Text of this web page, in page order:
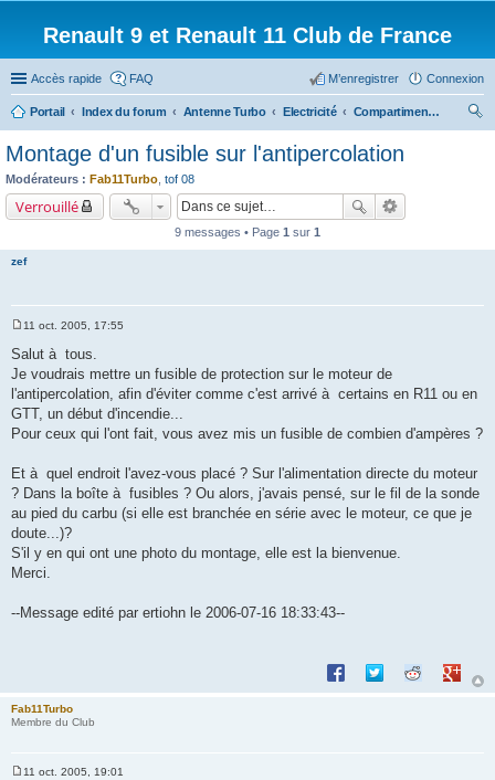
Renault 9 et Renault 11 Club de France
Accès rapide FAQ Connexion
M’enregistrer
Portail Index du forum Antenne Turbo Electricité
Compartiment moteur
Montage d'un fusible sur l'antipercolation
Modérateurs : Fab11Turbo tof 08
Verrouillé
9 messages • Page 1 sur 1
zef
e
s
s
g
11 oct. 2005, 17:55
Salut à tous.
Je voudrais mettre un fusible de protection sur le moteur de
l'antipercolation, afin d'éviter comme c'est arrivé à certains en R11 ou en
GTT, un début d'incendie...
Pour ceux qui l'ont fait, vous avez mis un fusible de combien d'ampères ?
Et à quel endroit l'avez-vous placé ? Sur l'alimentation directe du moteur
? Dans la boîte à fusibles ? Ou alors, j'avais pensé, sur le fil de la sonde
au pied du carbu (si elle est branchée en série avec le moteur, ce que je
doute...)?
S'il y en qui ont une photo du montage, elle est la bienvenue.
Merci.
--Message edité par ertiohn le 2006-07-16 18:33:43--
Partager sur Facebook
Partager sur Twitter
Partager sur
Fab11Turbo
Membre du Club
11 oct. 2005, 19:01